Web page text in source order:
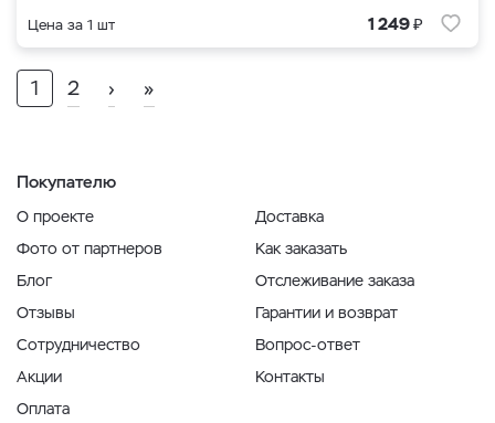
Цена за 1 шт 1 249₽
1 2 › »
Покупателю
О проекте
Фото от партнеров
Блог
Отзывы
Сотрудничество
Акции
Оплата
Доставка
Как заказать
Отслеживание заказа
Гарантии и возврат
Вопрос-ответ
Контакты